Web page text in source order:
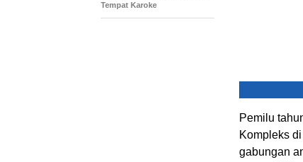
Pemilu
Kompleks
gabungan
Tempat Karoke